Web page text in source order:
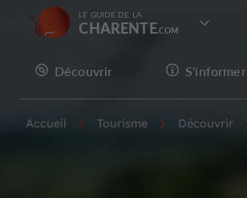
LE GUIDE DE LA
CHARENTE
Découvrir S'informer
Accueil Tourisme Découvrir